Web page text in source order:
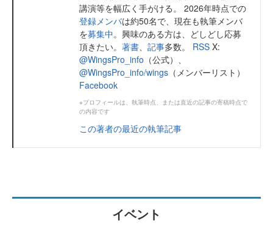
講演等を幅広く手がける。 2026年時点での
登録メンバは約50名で、現在も執筆メンバ
を募集中。興味のある方は、どしどし応募
頂きたい。 著書 記事多数。 RSS X:
@WingsPro_info （公式）、
@WingsPro_info/wings （メンバーリスト）
Facebook
※プロフィールは、執筆時点、または直近の記事の寄稿時点で
の内容です
この著者の最近の執筆記事
イベント